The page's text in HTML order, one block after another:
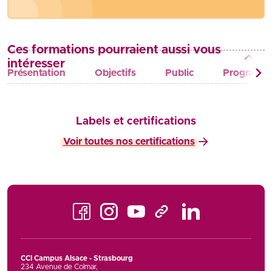
Présentation Objectifs Public
Ces formations pourraient aussi vous
intéresser
Labels et certifications
Voir toutes nos certifications
FacebookInstagramYoutube TikTok
CCI Campus Alsace - Strasbourg
234 Avenue de Colmar,